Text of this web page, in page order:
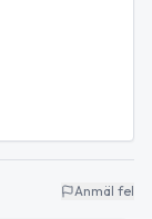
Anmäl fel